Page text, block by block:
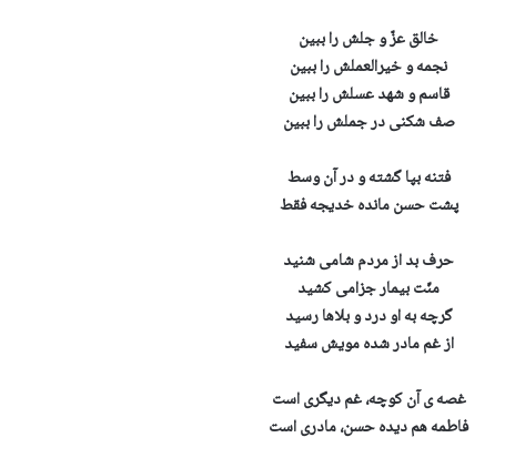
خالق عزّ و جلش را ببین
نجمه و خیرالعملش را ببین
قاسم و شهد عسلش را ببین
صف شکنی در جملش را ببین
فتنه بپا گشته و در آن وسط
پشت حسن مانده خدیجه فقط
حرف بد از مردم شامی شنید
منّت بیمار جزامی کشید
گرچه به او درد و بلاها رسید
از غم مادر شده مویش سفید
غصه ی آن کوچه، غم دیگری است
فاطمه هم دیده حسن، مادری است